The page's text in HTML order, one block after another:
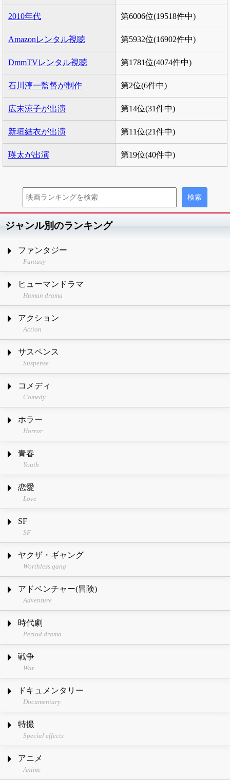
2010年代 第6006位(19518件中)
Amazonレンタル視聴 第5932位(16902件中)
DmmTVレンタル視聴 第1781位(4074件中)
石川淳一監督が制作 第2位(6件中)
広末涼子が出演 第14位(31件中)
新垣結衣が出演 第11位(21件中)
瑛太が出演 第19位(40件中)
ジャンル別のランキング
ファンタジー
Fantasy
ヒューマンドラマ
Human drama
アクション
Action
サスペンス
Suspense
コメディ
Comedy
ホラー
Horror
青春
Youth
恋愛
Love
SF
SF
ヤクザ・ギャング
Worthless gang
アドベンチャー(冒険)
Adventure
時代劇
Period drama
戦争
War
ドキュメンタリー
Documentary
特撮
Special effects
アニメ
Anime